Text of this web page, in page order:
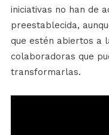
iniciativas no han de
preestablecida,
que estén abiertos a
colaboradoras que
transformarlas.